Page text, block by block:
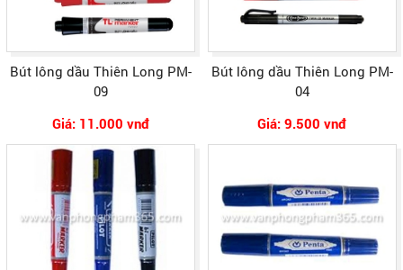
Bút lông dầu Thiên Long PM-
09
Giá: 11.000 vnđ
Bút lông dầu Thiên Long PM-
04
Giá: 9.500 vnđ